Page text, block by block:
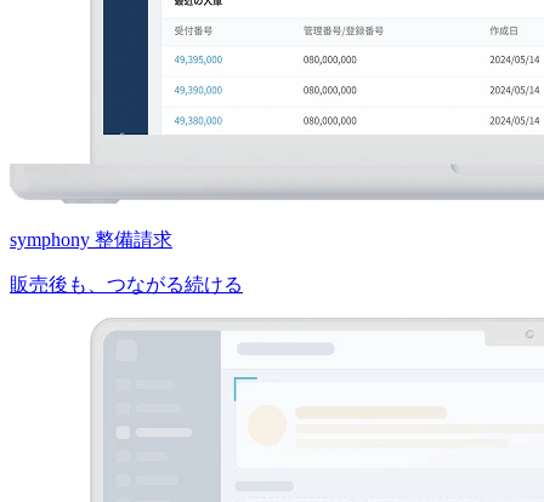
symphony 整備請求
販売後も、つながる続ける